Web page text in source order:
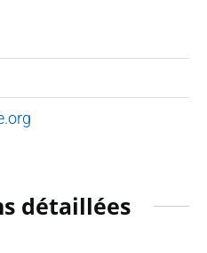
détaillées